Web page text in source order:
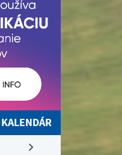
KALENDÁR